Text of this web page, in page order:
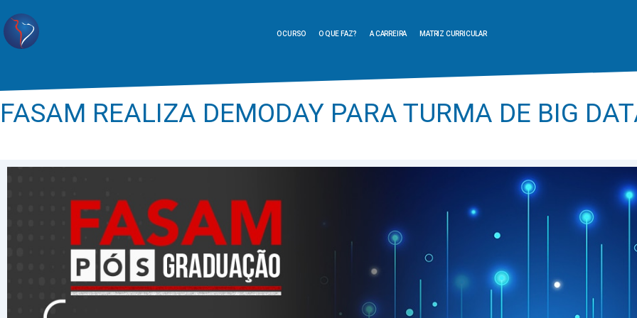
O CURSO O QUE FAZ? A CARREIRA MATRIZ CURRICULAR
FASAM REALIZA DEMODAY PARA TURMA DE BIG